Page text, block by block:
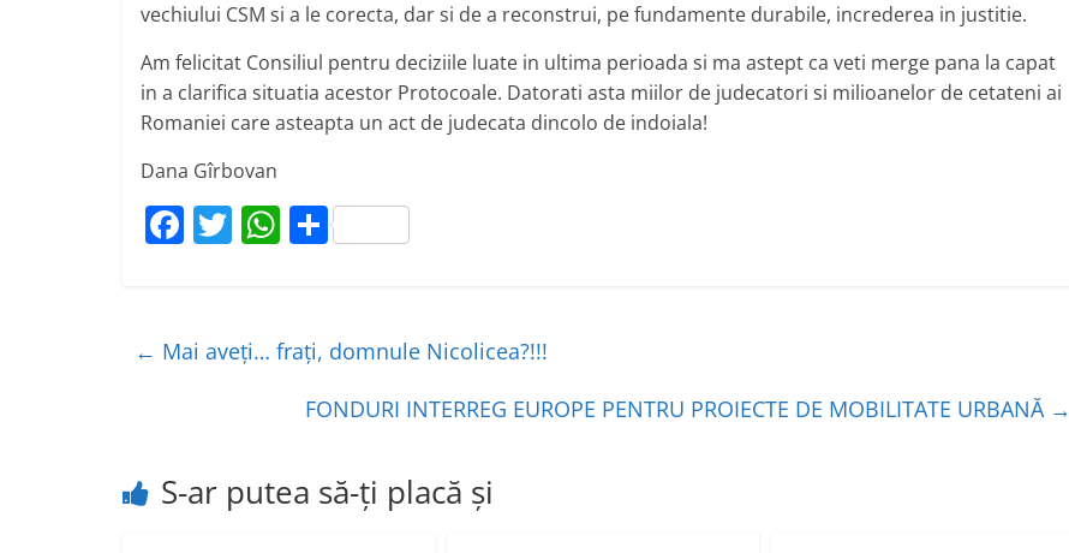
vechiului CSM si a le corecta, dar si de a reconstrui, pe fundamente durabile, increderea in justitie.
Am felicitat Consiliul pentru deciziile luate in ultima perioada si ma astept ca veti merge pana la capat
in a clarifica situatia acestor Protocoale. Datorati asta miilor de judecatori si milioanelor de cetateni ai
Romaniei care asteapta un act de judecata dincolo de indoiala!
Dana Gîrbovan
F
e
k
T
er
W
s
P
je
z
← Mai aveți… frați, domnule Nicolicea?!!!
FONDURI INTERREG EUROPE PENTRU PROIECTE DE MOBILITATE URBANĂ →
S-ar putea să-ți placă și